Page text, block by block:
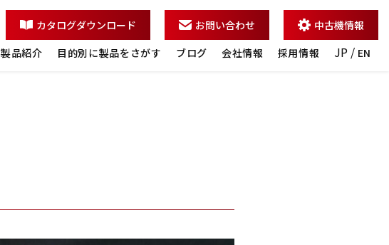
製品紹介 目的別に製品をさがす ブログ 会社情報 採用情報 JP / EN
カタログダウンロード お問い合わせ 中古機情報